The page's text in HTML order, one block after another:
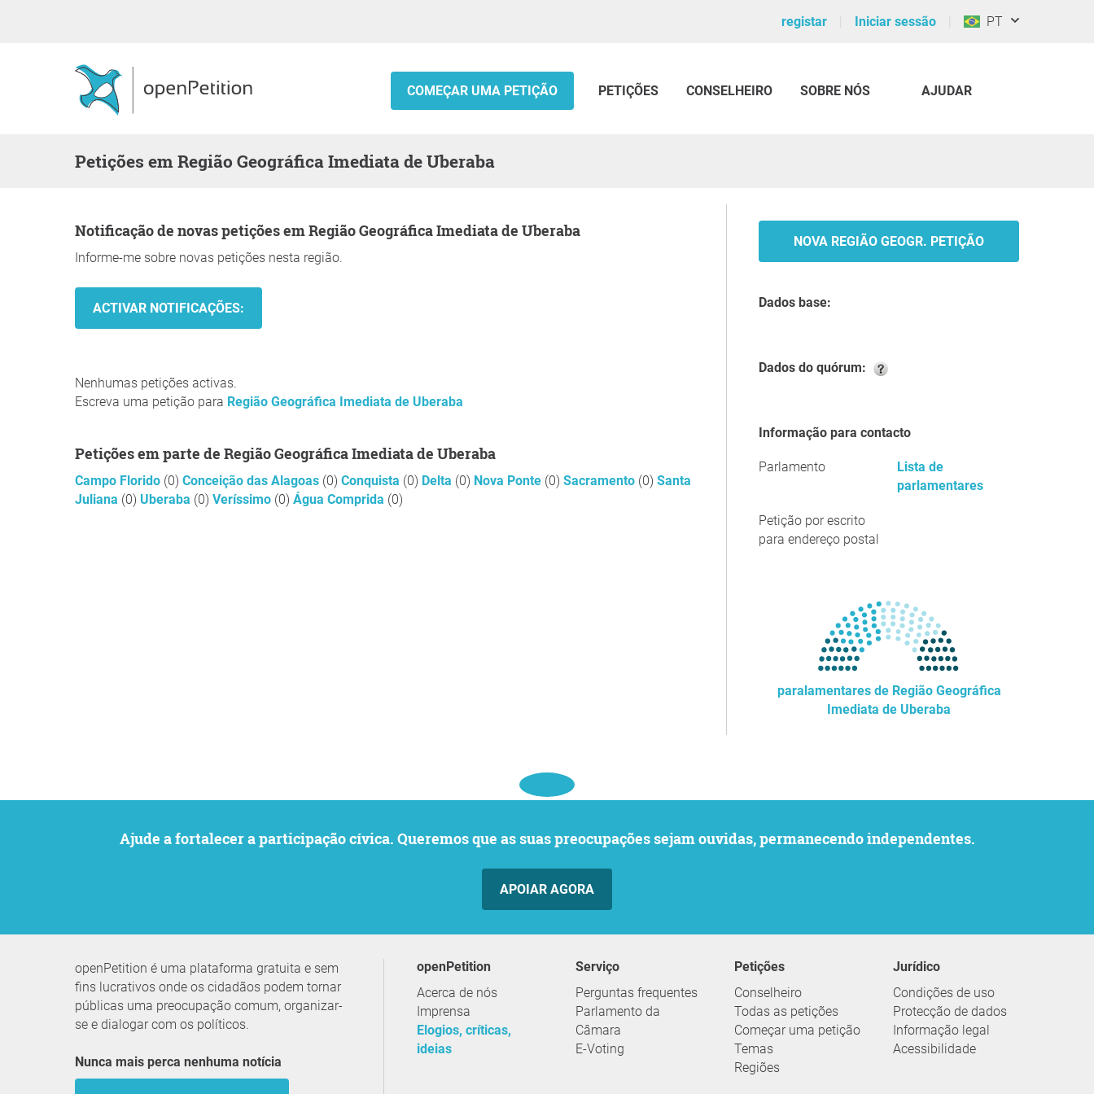
registar Iniciar sessão PT
COMEÇAR UMA PETIÇÃO PETIÇÕES CONSELHEIRO SOBRE NÓS AJUDAR
Petições em Região Geográfica Imediata de Uberaba
Notificação de novas petições em Região Geográfica Imediata de Uberaba
Informe-me sobre novas petições nesta região.
Nenhumas petições activas.
Escreva uma petição para Região Geográfica Imediata de Uberaba
Petições em parte de Região Geográfica Imediata de Uberaba
Campo Florido (0) Conceição das Alagoas (0) Conquista (0) Delta (0) Nova Ponte (0) Sacramento (0) Santa
Juliana (0) Uberaba (0) Veríssimo (0) Água Comprida (0)
NOVA REGIÃO GEOGR. PETIÇÃO
Dados base:
Dados do quórum:
Informação para contacto
Parlamento
Lista de
parlamentares
Petição por escrito
para endereço postal
paralamentares de Região Geográfica
Imediata de Uberaba
Ajude a fortalecer a participação cívica. Queremos que as suas preocupações sejam ouvidas, permanecendo independentes.
APOIAR AGORA
openPetition é uma plataforma gratuita e sem
fins lucrativos onde os cidadãos podem tornar
públicas uma preocupação comum, organizar-
se e dialogar com os políticos.
Nunca mais perca nenhuma notícia
openPetition
Acerca de nós
Imprensa
Elogios, críticas,
ideias
serviço
Perguntas frequentes
Parlamento da
Câmara
E-Voting
Petições
Conselheiro
Todas as petições
Começar uma petição
Temas
Regiões
Jurídico
Condições de uso
Protecção de dados
Informação legal
Acessibilidade